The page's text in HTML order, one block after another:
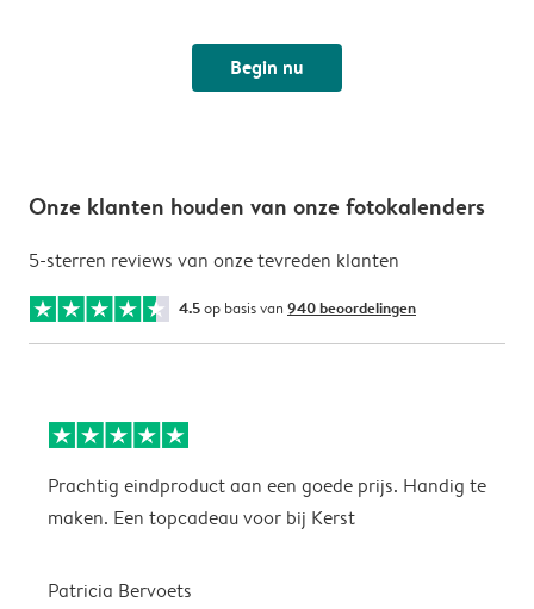
Begin nu
Onze klanten houden van onze fotokalenders
5-sterren reviews van onze tevreden klanten
4.5op basis van 940 beoordelingen
Prachtig eindproduct aan een goede prijs. Handig te
maken. Een topcadeau voor bij Kerst
Patricia Bervoets